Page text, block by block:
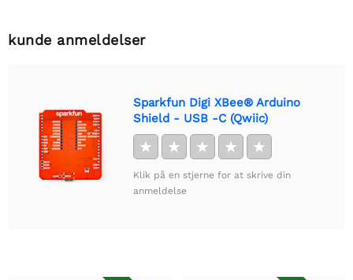
kunde anmeldelser
Sparkfun Digi XBee® Arduino
Shield - USB -C (Qwiic)
★ ★ ★ ★ ★
Klik på en stjerne for at skrive din
anmeldelse